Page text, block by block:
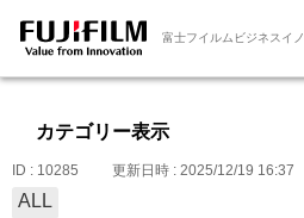
富士フイルムビジネスイ
カテゴリー表示
ID : 10285 更新日時 : 2025/12/19 16:37
ALL